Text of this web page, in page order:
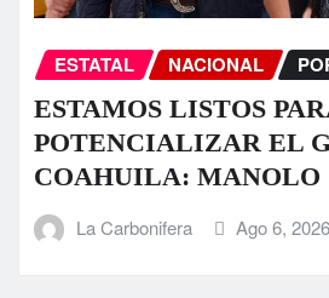
ESTATAL NACIONAL
ESTAMOS LISTOS
POTENCIALIZAR EL
COAHUILA: MANOLO
La Carbonifera Ago 6, 2026